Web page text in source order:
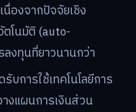
องจากปัจจัยเชิง
ตโนมัติ (auto-
ลงทุนที่ยาวนานกว่า
บการใช้เทคโนโลยีการ
างแผนการเงินส่วน